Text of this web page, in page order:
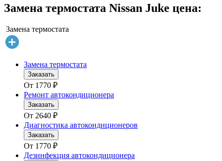
Замена термостата Nissan Juke цена:
Замена термостата
Замена термостата
Заказать
От 1770 ₽
Ремонт автокондиционера
Заказать
От 2640 ₽
Диагностика автокондиционеров
Заказать
От 1770 ₽
Дезинфекция автокондиционера